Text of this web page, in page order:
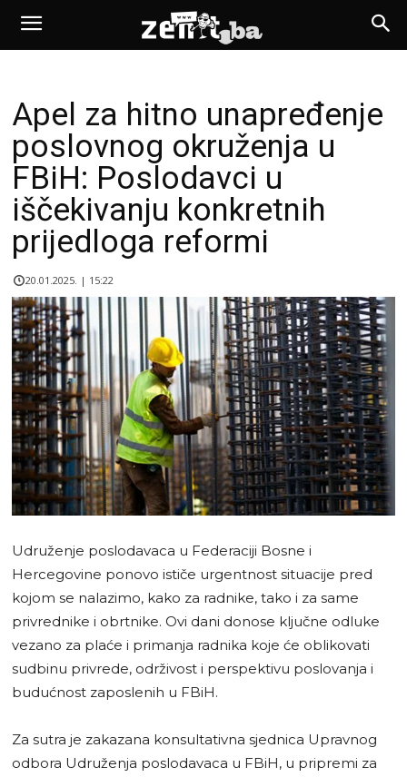
Apel za hitno unapređenje
poslovnog okruženja u
FBiH: Poslodavci u
iščekivanju konkretnih
prijedloga reformi
20.01.2025. | 15:22
Udruženje poslodavaca u Federaciji Bosne i
Hercegovine ponovo ističe urgentnost situacije pred
kojom se nalazimo, kako za radnike, tako i za same
privrednike i obrtnike. Ovi dani donose ključne odluke
vezano za plaće i primanja radnika koje će oblikovati
sudbinu privrede, održivost i perspektivu poslovanja i
budućnost zaposlenih u FBiH.
Za sutra je zakazana konsultativna sjednica Upravnog
odbora Udruženja poslodavaca u FBiH, u pripremi za